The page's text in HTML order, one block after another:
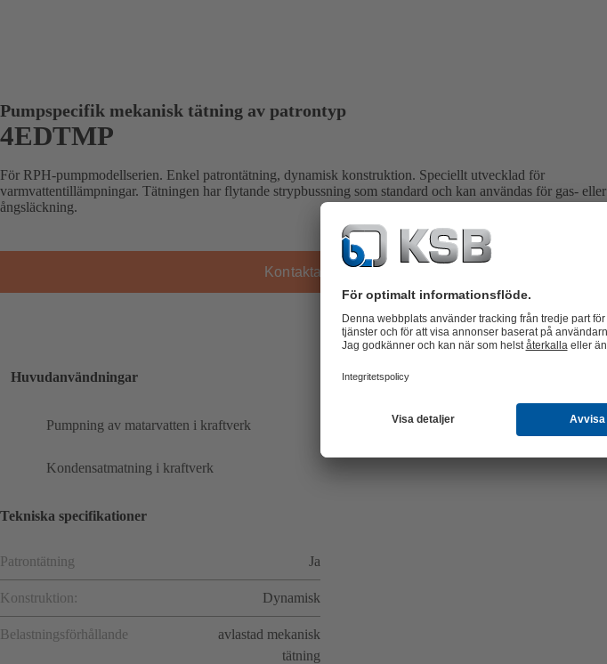
Pumpspecifik mekanisk tätning av patrontyp
4EDTMP
För RPH-pumpmodellserien. Enkel patrontätning, dynamisk konstruktion. Speciellt utvecklad för
varmvattentillämpningar. Tätningen har flytande strypbussning som standard och kan användas för gas- eller
ångsläckning.
Kontakta KSB
Huvudanvändningar
Pumpning av matarvatten i kraftverk
Kondensatmatning i kraftverk
Tekniska specifikationer
Patrontätning Ja
Konstruktion: Dynamisk
Belastningsförhållande
avlastad mekanisk
tätning